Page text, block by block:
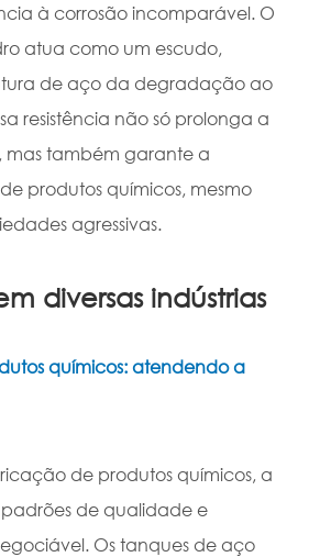
à corrosão incomparável. O
atua como um escudo,
de aço da degradação ao
resistência não só prolonga a
mas também garante a
produtos químicos, mesmo
agressivas.
diversas indústrias
químicos: atendendo a
de produtos químicos, a
de qualidade e
Os tanques de aço